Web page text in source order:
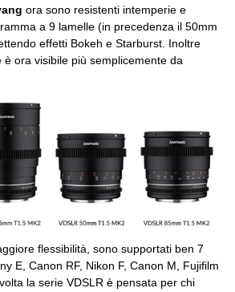
ora sono resistenti intemperie e
a 9 lamelle (in precedenza il 50mm
effetti Bokeh e Starburst. Inoltre
ora visibile più semplicemente da
flessibilità, sono supportati ben 7
E, Canon RF, Nikon F, Canon M, Fujifilm
la serie VDSLR è pensata per chi